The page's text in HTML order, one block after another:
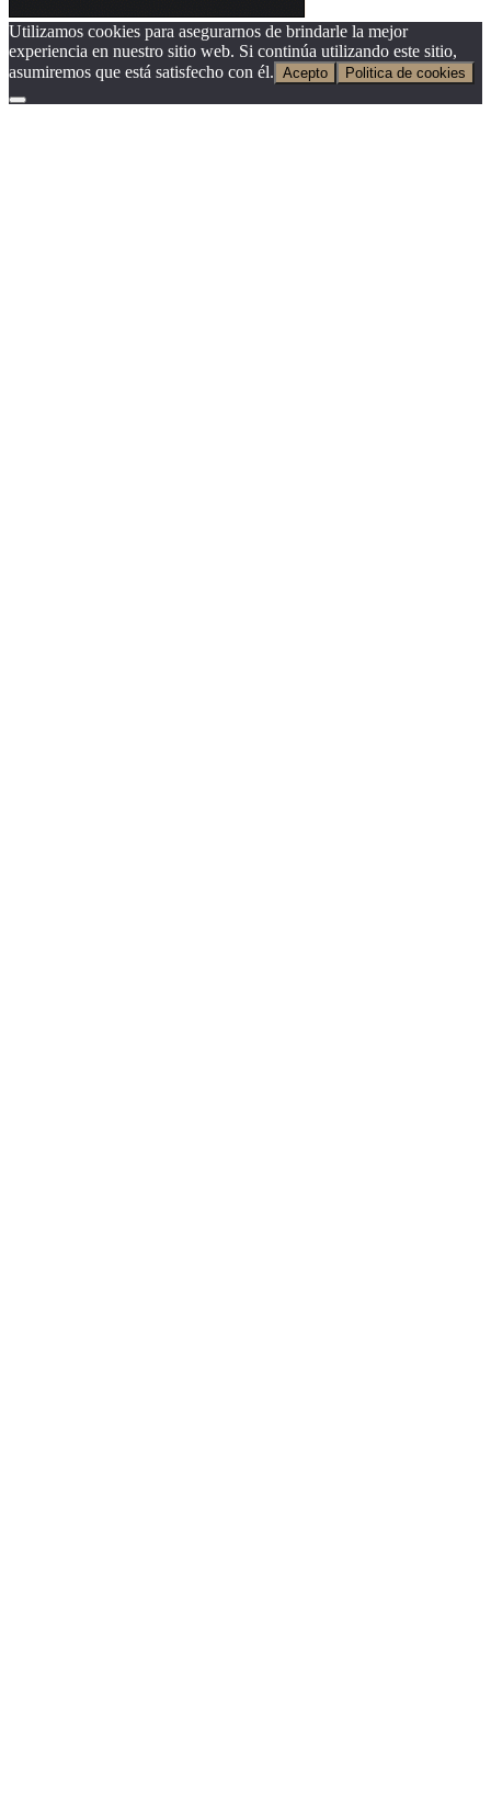
Utilizamos cookies para asegurarnos de brindarle la mejor
experiencia en nuestro sitio web. Si continúa utilizando este sitio,
asumiremos que está satisfecho con él. Acepto Politica de cookies